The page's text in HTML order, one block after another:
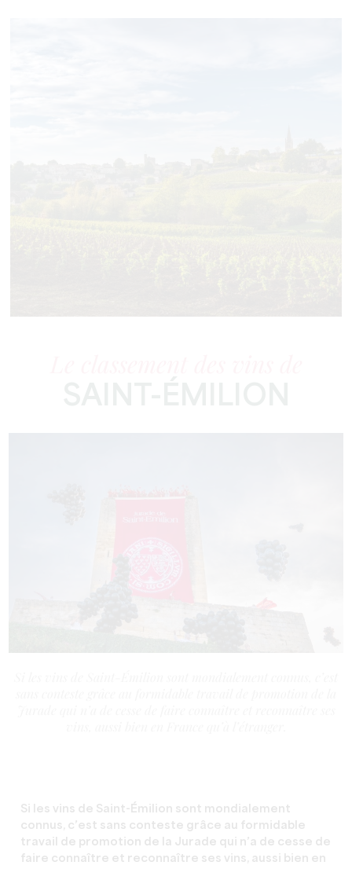
Si les vins de Saint-Émilion sont mondialement
connus, c’est sans conteste grâce au formidable
travail de promotion de la Jurade qui n’a de cesse de
faire connaître et reconnaître ses vins, aussi bien en